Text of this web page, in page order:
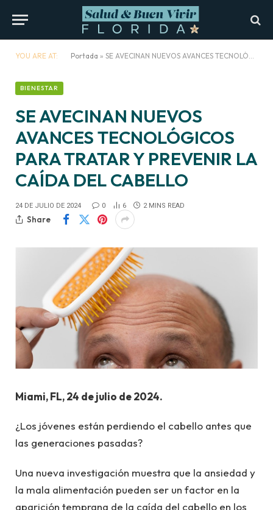
YOU ARE AT: Portada » SE AVECINAN NUEVOS AVANCES TECNOLÓGICOS PARA TRATAR Y PREVENIR LA CAÍDA DEL CABELLO
BIENESTAR
SE AVECINAN NUEVOS
AVANCES TECNOLÓGICOS
PARA TRATAR Y PREVENIR LA
CAÍDA DEL CABELLO
24 DE JULIO DE 2024 0 6 2 MINS READ
Share
Miami, FL, 24 de julio de 2024.
¿Los jóvenes están perdiendo el cabello antes que
las generaciones pasadas?
Una nueva investigación muestra que la ansiedad y
la mala alimentación pueden ser un factor en la
aparición temprana de la caída del cabello en los